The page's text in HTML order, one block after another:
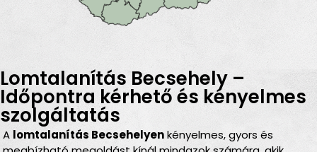
Lomtalanítás Becsehely –
Időpontra kérhető és kényelmes
szolgáltatás
A lomtalanítás Becsehelyenkényelmes, gyors és